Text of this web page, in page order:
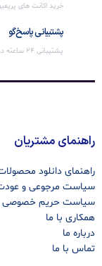
خرید اکانت های
پشتیبانی پاسخ‌گو
پشتیبانی 24 ساعته در هفت روز هفته
راهنمای مشتریان
راهنمای دانلود
سیاست مرجوعی و عودت
سیاست حریم خصوصی
همکاری با ما
درباره ما
تماس با ما